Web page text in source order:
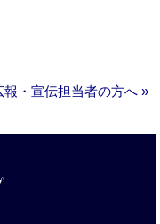
報・宣伝担当者の方へ »